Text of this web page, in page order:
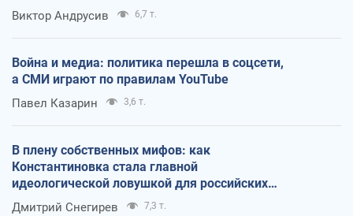
Виктор Андрусив 6,7 т.
Война и медиа: политика перешла в соцсети,
а СМИ играют по правилам YouTube
Павел Казарин 3,6 т.
В плену собственных мифов: как
Константиновка стала главной
идеологической ловушкой для российских
оккупантов
Дмитрий Снегирев 7,3 т.